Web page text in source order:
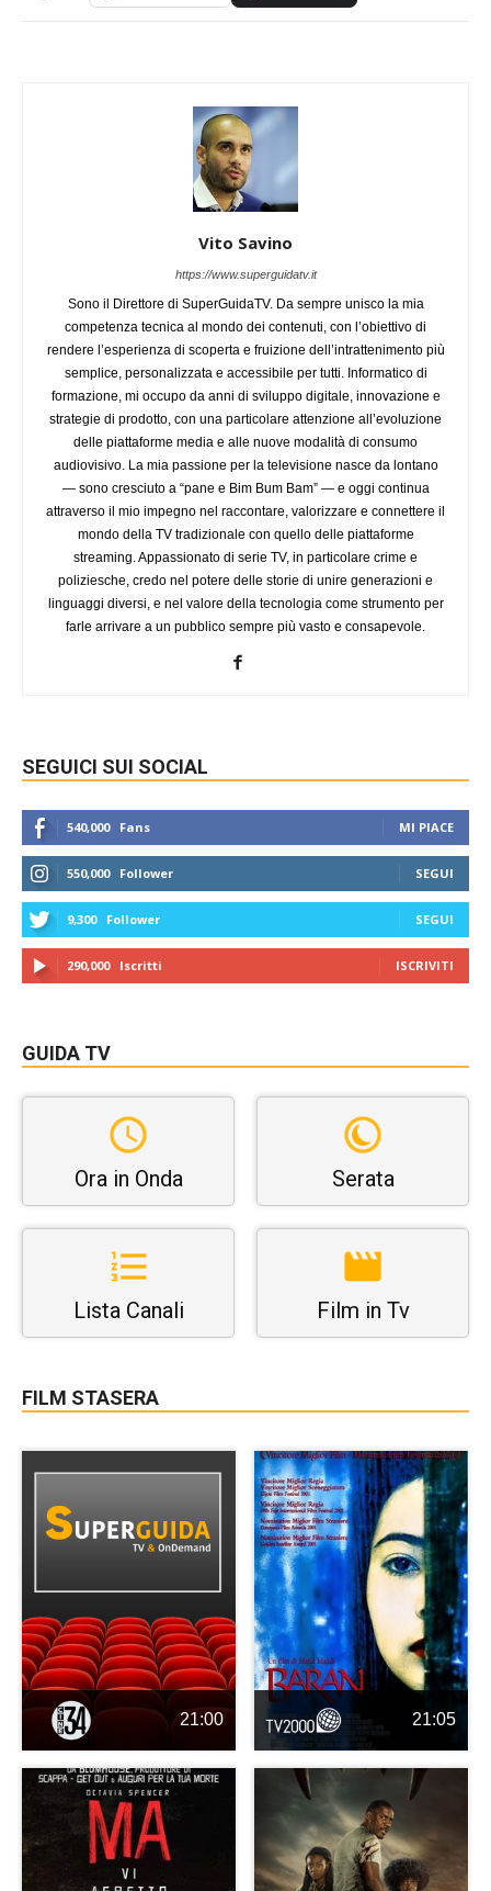
Vito Savino
https://www.superguidatv.it
Sono il Direttore di SuperGuidaTV. Da sempre unisco la mia
competenza tecnica al mondo dei contenuti, con l’obiettivo di
rendere l’esperienza di scoperta e fruizione dell’intrattenimento più
semplice, personalizzata e accessibile per tutti. Informatico di
formazione, mi occupo da anni di sviluppo digitale, innovazione e
strategie di prodotto, con una particolare attenzione all’evoluzione
delle piattaforme media e alle nuove modalità di consumo
audiovisivo. La mia passione per la televisione nasce da lontano
— sono cresciuto a “pane e Bim Bum Bam” — e oggi continua
attraverso il mio impegno nel raccontare, valorizzare e connettere il
mondo della TV tradizionale con quello delle piattaforme
streaming. Appassionato di serie TV, in particolare crime e
poliziesche, credo nel potere delle storie di unire generazioni e
linguaggi diversi, e nel valore della tecnologia come strumento per
farle arrivare a un pubblico sempre più vasto e consapevole.
SEGUICI SUI SOCIAL
540,000 Fans MI PIACE
550,000 Follower SEGUI
9,300 Follower SEGUI
290,000 Iscritti ISCRIVITI
GUIDA TV
Ora in Onda Serata
Lista Canali Film in Tv
FILM STASERA
21:00 21:05